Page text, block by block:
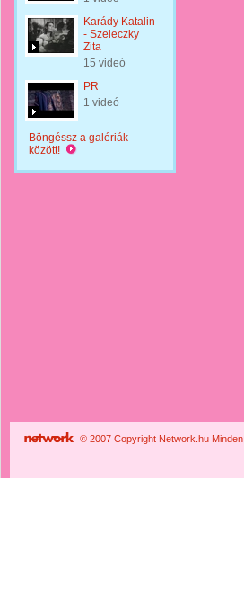
Karády Katalin
- Szeleczky
Zita
15 videó
PR
1 videó
Böngéssz a galériák
között!
© 2007 Copyright Network.hu Minden